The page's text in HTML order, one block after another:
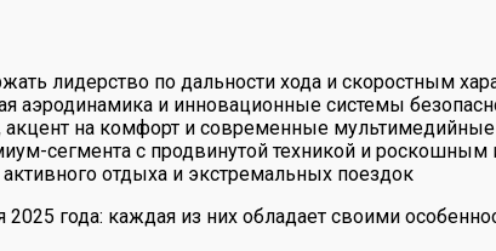
лидерство по дальности хода и скоростным
аэродинамика и инновационные системы
акцент на комфорт и современные
сегмента с продвинутой техникой и роскошным
отдыха и экстремальных поездок
года: каждая из них обладает своими